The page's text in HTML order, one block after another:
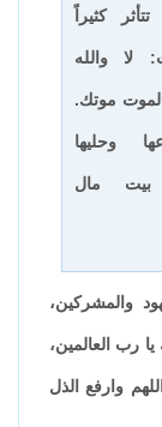
كثيراً
لا والله
موتك.
وحليها
بيت مال
والمشركين،
رب العالمين،
وارفع الذل